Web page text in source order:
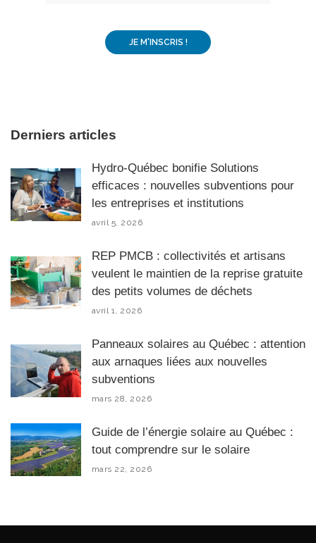
Derniers articles
Hydro-Québec bonifie Solutions
efficaces : nouvelles subventions pour
les entreprises et institutions
avril 5, 2026
REP PMCB : collectivités et artisans
veulent le maintien de la reprise gratuite
des petits volumes de déchets
avril 1, 2026
Panneaux solaires au Québec : attention
aux arnaques liées aux nouvelles
subventions
mars 28, 2026
Guide de l’énergie solaire au Québec :
tout comprendre sur le solaire
mars 22, 2026